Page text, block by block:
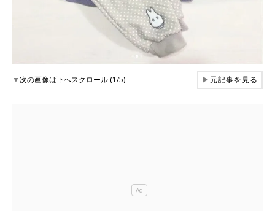
▼次の画像は下へスクロール (1/5) ▶元記事を見る